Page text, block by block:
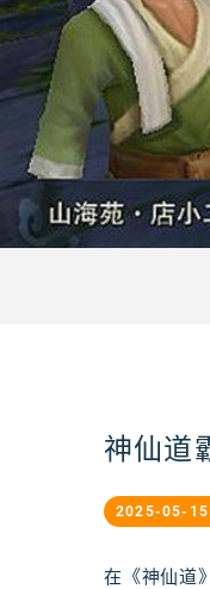
神仙道
2025-05-
在《神仙道